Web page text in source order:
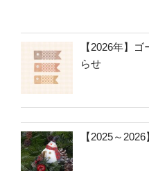
【2026年】
らせ
【2025～